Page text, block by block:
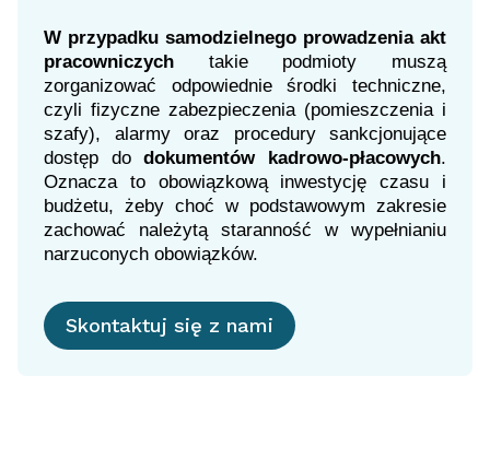
W przypadku samodzielnego prowadzenia akt
pracowniczych takie podmioty muszą
zorganizować odpowiednie środki techniczne,
czyli fizyczne zabezpieczenia (pomieszczenia i
szafy), alarmy oraz procedury sankcjonujące
dostęp dodokumentów kadrowo-płacowych.
Oznacza to obowiązkową inwestycję czasu i
budżetu, żeby choć w podstawowym zakresie
zachować należytą staranność w wypełnianiu
narzuconych obowiązków.
Skontaktuj się z nami